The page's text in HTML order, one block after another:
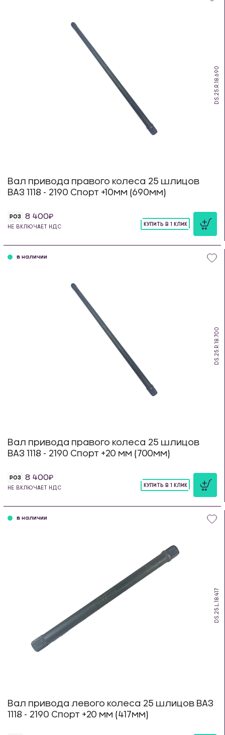
DS.25.R.18.690
Вал привода правого колеса 25 шлицов
ВАЗ 1118 - 2190 Спорт +10мм (690мм)
РОЗ 8 400
НЕ ВКЛЮЧАЕТ НДС
КУПИТЬ В 1 КЛИК
DS.25.R.18.700
в наличии
Вал привода правого колеса 25 шлицов
ВАЗ 1118 - 2190 Спорт +20 мм (700мм)
РОЗ 8 400
НЕ ВКЛЮЧАЕТ НДС
КУПИТЬ В 1 КЛИК
DS.25.L.18.417
в наличии
Вал привода левого колеса 25 шлицов ВАЗ
1118 - 2190 Спорт +20 мм (417мм)